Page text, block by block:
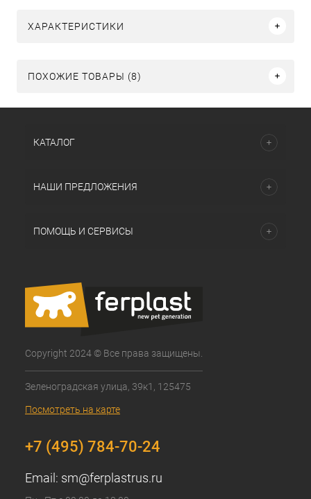
ХАРАКТЕРИСТИКИ
ПОХОЖИЕ ТОВАРЫ (8)
КАТАЛОГ
НАШИ ПРЕДЛОЖЕНИЯ
ПОМОЩЬ И СЕРВИСЫ
Copyright 2024 © Все права защищены.
Зеленоградская улица, 39к1, 125475
Посмотреть на карте
+7 (495) 784-70-24
Email: sm@ferplastrus.ru